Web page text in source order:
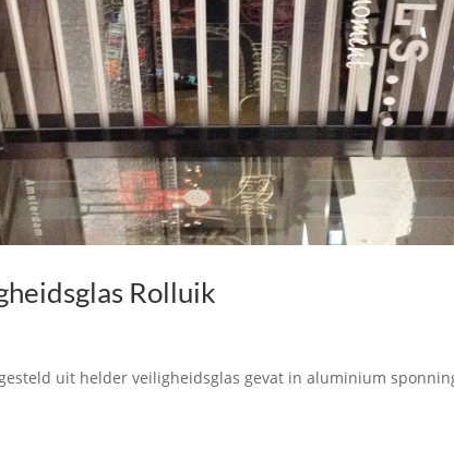
Rolluik
uit helder veiligheidsglas gevat in aluminium